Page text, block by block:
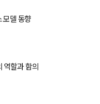
모델 동향
역할과 함의